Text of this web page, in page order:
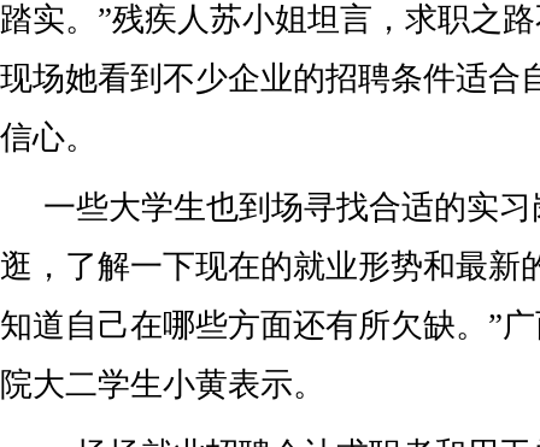
踏实。”残疾人苏小姐坦言，求职之
现场她看到不少企业的招聘条件适合
信心。
一些大学生也到场寻找合适的实
逛，了解一下现在的就业形势和最新
知道自己在哪些方面还有所欠缺。”
院大二学生小黄表示。